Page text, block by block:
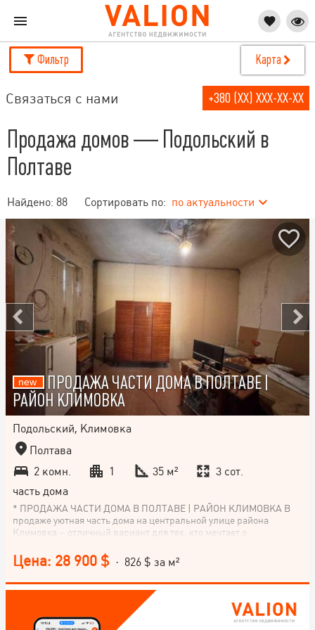
Фильтр Карта
Связаться с нами +380 (XX) XXX-XX-XX
Продажа домов — Подольский в
Полтаве
Найдено: 88 Сортировать по: по актуальности
ПРОДАЖА ЧАСТИ ДОМА В ПОЛТАВЕ |
РАЙОН КЛИМОВКА
Подольский, Климовка
Полтава
2 комн.
1 35 м²
3 сот.
часть дома
* ПРОДАЖА ЧАСТИ ДОМА В ПОЛТАВЕ | РАЙОН КЛИМОВКА В
продаже уютная часть дома на центральной улице района
Климовка – отличный вариант для тех, кто мечтает о
Основные преимущества: - Общая площадь дома - 35 м². -
отдельный огород - молодой плодовый сад - До реки Ворскла –
всего 50 метров - До Южного вокзала – около 10 минут пешком *
Коммуникации и территория: -есть возможность подвода воды и
канализации к дому -собственная скважина с чистой водой -во
дворе 2 собственных сарая -по улице проведен оптический
Цена: 28 900 $ · 826 $ за м²